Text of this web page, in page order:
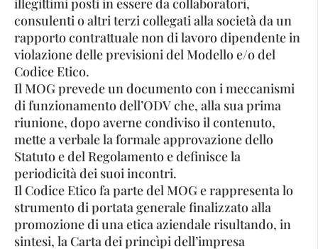
consulenti o altri terzi collegati alla società da un
rapporto contrattuale non di lavoro dipendente in
violazione delle previsioni del Modello e/o del
Codice Etico.
Il MOG prevede un documento con i meccanismi
di funzionamento dell’ODV che, alla sua prima
riunione, dopo averne condiviso il contenuto,
mette a verbale la formale approvazione dello
Statuto e del Regolamento e definisce la
periodicità dei suoi incontri.
Il Codice Etico fa parte del MOG e rappresenta lo
strumento di portata generale finalizzato alla
promozione di una etica aziendale risultando, in
sintesi, la Carta dei princìpi dell’impresa